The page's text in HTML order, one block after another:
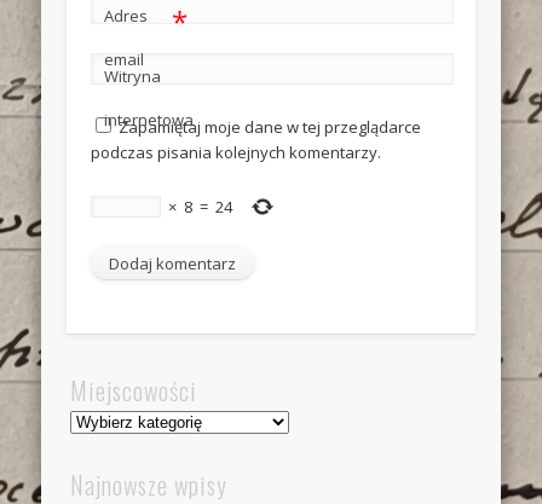
Adres
email
*
Witryna
internetowa
Zapamiętaj moje dane w tej przeglądarce
podczas pisania kolejnych komentarzy.
× 8 = 24
Miejscowości
Miejscowości
Najnowsze wpisy